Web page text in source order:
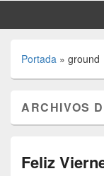
Portada » ground
ARCHIVOS
Feliz